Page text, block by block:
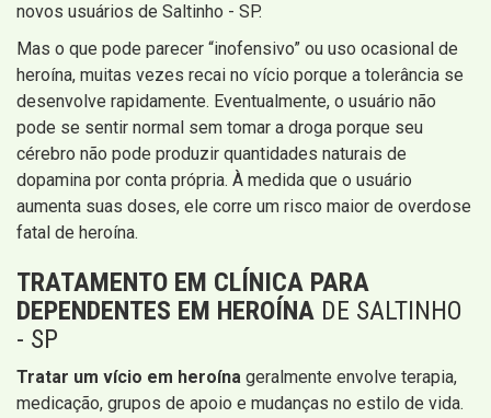
novos usuários de Saltinho - SP.
Mas o que pode parecer “inofensivo” ou uso ocasional de
heroína, muitas vezes recai no vício porque a tolerância se
desenvolve rapidamente. Eventualmente, o usuário não
pode se sentir normal sem tomar a droga porque seu
cérebro não pode produzir quantidades naturais de
dopamina por conta própria. À medida que o usuário
aumenta suas doses, ele corre um risco maior de overdose
fatal de heroína.
TRATAMENTO EM CLÍNICA PARA
DEPENDENTES EM HEROÍNA DE SALTINHO
- SP
Tratar um vício em heroína geralmente envolve terapia,
medicação, grupos de apoio e mudanças no estilo de vida.